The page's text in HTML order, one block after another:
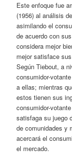
Este enfoque fue
(1956) al análisis
asimilando el
de acuerdo con
considera mejor
mejor satisface
Según Tiebout, a
consumidor-
a ellas; mientras
estos tienen sus
consumidor-
satisfaga su juego
de comunidades y
acercará el
el mercado.